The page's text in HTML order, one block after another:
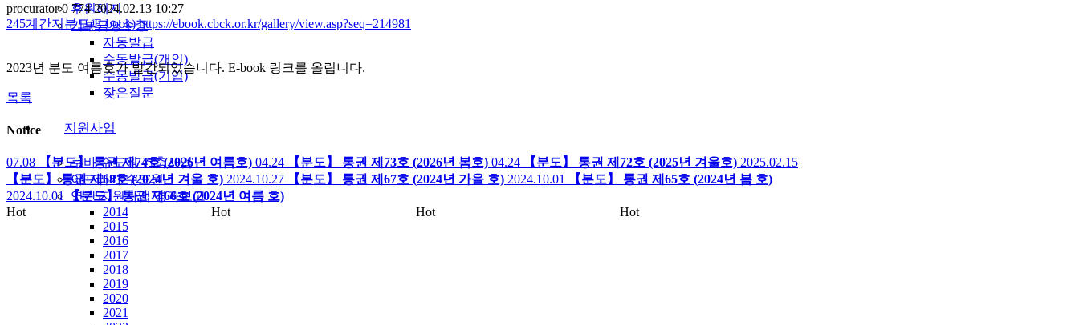
후원해지
기부금영수증
자동발급
수동발급(개인)
수동발급(기업)
잦은질문
지원사업
쿠바 수도원 건축사업
아프리카 수도원
연간 지원사업 경과보고
2014
2015
2016
2017
2018
2019
2020
2021
procurator 0 7742024.02.13 10:27
245계간지분도(E-book)https://ebook.cbck.or.kr/gallery/view.asp?seq=214981
2023년 분도 여름호가 발간되었습니다. E-book 링크를 올립니다.
목록
Notice
07.08 【분도】 통권 제74호 (2026년 여름호) 04.24 【분도】 통권 제73호 (2026년 봄호) 04.24 【분도】 통권 제72호 (2025년 겨울호) 2025.02.15
【분도】 통권 제68호 (2024년 겨울 호) 2024.10.27 【분도】 통권 제67호 (2024년 가을 호) 2024.10.01
【분도】 통권 제65호 (2024년 봄 호)
2024.10.01 【분도】 통권 제66호 (2024년 여름 호)
Hot
Hot Hot Hot